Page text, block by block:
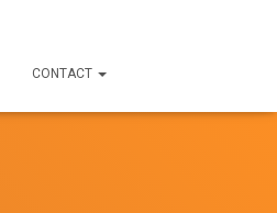
CONTACT